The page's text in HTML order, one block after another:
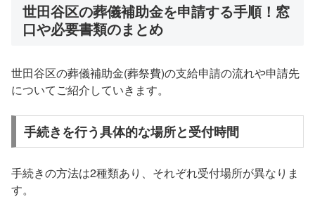
世田谷区の葬儀補助金を申請する手順！窓
口や必要書類のまとめ
世田谷区の葬儀補助金(葬祭費)の支給申請の流れや申請先
についてご紹介していきます。
手続きを行う具体的な場所と受付時間
手続きの方法は2種類あり、それぞれ受付場所が異なりま
す。